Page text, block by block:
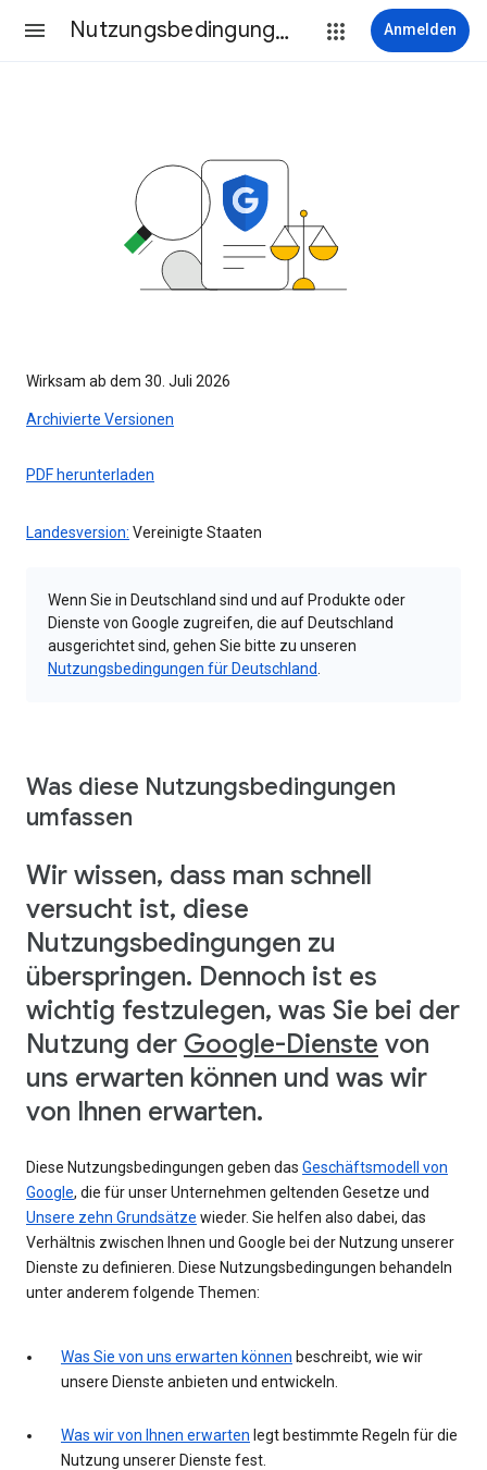
Nutzungsbedingungen Anmelden
Wirksam ab dem 30. Juli 2026
Archivierte Versionen
PDF herunterladen
Landesversion: Vereinigte Staaten
Wenn Sie in Deutschland sind und auf Produkte oder
Dienste von Google zugreifen, die auf Deutschland
ausgerichtet sind, gehen Sie bitte zu unseren
Nutzungsbedingungen für Deutschland
Was diese Nutzungsbedingungen
umfassen
Wir wissen, dass man schnell
versucht ist, diese
Nutzungsbedingungen zu
überspringen. Dennoch ist es
wichtig festzulegen, was Sie bei der
Nutzung der Google-Dienste von
uns erwarten können und was wir
von Ihnen erwarten.
Diese Nutzungsbedingungen geben das Geschäftsmodell von
Google, die für unser Unternehmen geltenden Gesetze und
Unsere zehn Grundsätze wieder. Sie helfen also dabei, das
Verhältnis zwischen Ihnen und Google bei der Nutzung unserer
Dienste zu definieren. Diese Nutzungsbedingungen behandeln
unter anderem folgende Themen:
Was Sie von uns erwarten können beschreibt, wie wir
unsere Dienste anbieten und entwickeln.
Was wir von Ihnen erwarten legt bestimmte Regeln für die
Nutzung unserer Dienste fest.